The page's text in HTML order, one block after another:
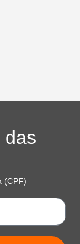
das
(CPF)